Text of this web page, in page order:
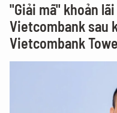
"Giải mã" khoản
Vietcombank sau
Vietcombank